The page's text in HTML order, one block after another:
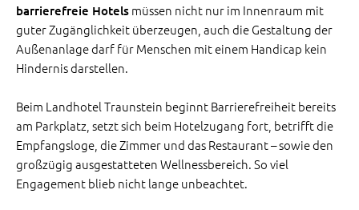
barrierefreie Hotels müssen nicht nur im Innenraum mit
guter Zugänglichkeit überzeugen, auch die Gestaltung der
Außenanlage darf für Menschen mit einem Handicap kein
Hindernis darstellen.
Beim Landhotel Traunstein beginnt Barrierefreiheit bereits
am Parkplatz, setzt sich beim Hotelzugang fort, betrifft die
Empfangsloge, die Zimmer und das Restaurant – sowie den
großzügig ausgestatteten Wellnessbereich. So viel
Engagement blieb nicht lange unbeachtet.